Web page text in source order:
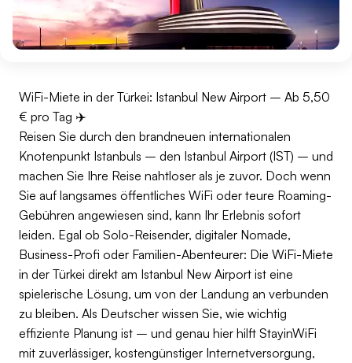
WiFi-Miete in der Türkei: Istanbul New Airport – Ab 5,50
€ pro Tag ✈️
Reisen Sie durch den brandneuen internationalen
Knotenpunkt Istanbuls – den Istanbul Airport (IST) – und
machen Sie Ihre Reise nahtloser als je zuvor. Doch wenn
Sie auf langsames öffentliches WiFi oder teure Roaming-
Gebühren angewiesen sind, kann Ihr Erlebnis sofort
leiden. Egal ob Solo-Reisender, digitaler Nomade,
Business-Profi oder Familien-Abenteurer: Die WiFi-Miete
in der Türkei direkt am Istanbul New Airport ist eine
spielerische Lösung, um von der Landung an verbunden
zu bleiben. Als Deutscher wissen Sie, wie wichtig
effiziente Planung ist – und genau hier hilft StayinWiFi
mit zuverlässiger, kostengünstiger Internetversorgung,